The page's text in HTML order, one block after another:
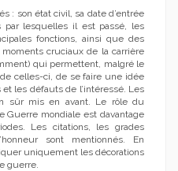
: son état civil, sa date d’entrée
par lesquelles il est passé, les
fonctions, ainsi que des
cruciaux de la carrière
qui permettent, malgré le
celles-ci, de se faire une idée
les défauts de l’intéressé. Les
sûr mis en avant. Le rôle du
Guerre mondiale est davantage
Les citations, les grades
sont mentionnés. En
uniquement les décorations
guerre.